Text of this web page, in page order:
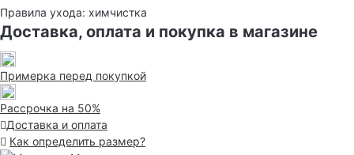
Правила ухода: химчистка
Доставка, оплата и покупка в магазине
Примерка перед покупкой
Рассрочка на 50%
Доставка и оплата
Как определить размер?